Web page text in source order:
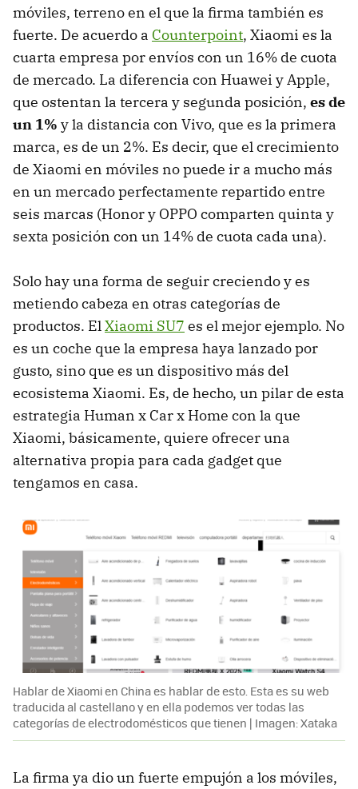
móviles, terreno en el que la firma también es
fuerte. De acuerdo a Counterpoint, Xiaomi es la
cuarta empresa por envíos con un 16% de cuota
de mercado. La diferencia con Huawei y Apple,
que ostentan la tercera y segunda posición, es de
un 1% y la distancia con Vivo, que es la primera
marca, es de un 2%. Es decir, que el crecimiento
de Xiaomi en móviles no puede ir a mucho más
en un mercado perfectamente repartido entre
seis marcas (Honor y OPPO comparten quinta y
sexta posición con un 14% de cuota cada una).
Solo hay una forma de seguir creciendo y es
metiendo cabeza en otras categorías de
productos. El Xiaomi SU7 es el mejor ejemplo. No
es un coche que la empresa haya lanzado por
gusto, sino que es un dispositivo más del
ecosistema Xiaomi. Es, de hecho, un pilar de esta
estrategia Human x Car x Home con la que
Xiaomi, básicamente, quiere ofrecer una
alternativa propia para cada gadget que
tengamos en casa.
Hablar de Xiaomi en China es hablar de esto. Esta es su web
traducida al castellano y en ella podemos ver todas las
categorías de electrodomésticos que tienen | Imagen: Xataka
La firma ya dio un fuerte empujón a los móviles,